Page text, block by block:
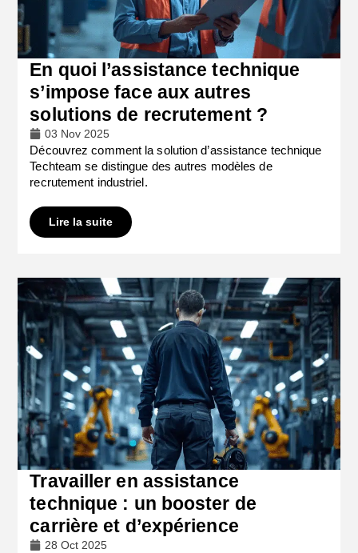
En quoi l’assistance technique
s’impose face aux autres
solutions de recrutement ?
03 Nov 2025
Découvrez comment la solution d’assistance technique
Techteam se distingue des autres modèles de
recrutement industriel.
Lire la suite
Travailler en assistance
technique : un booster de
carrière et d’expérience
28 Oct 2025